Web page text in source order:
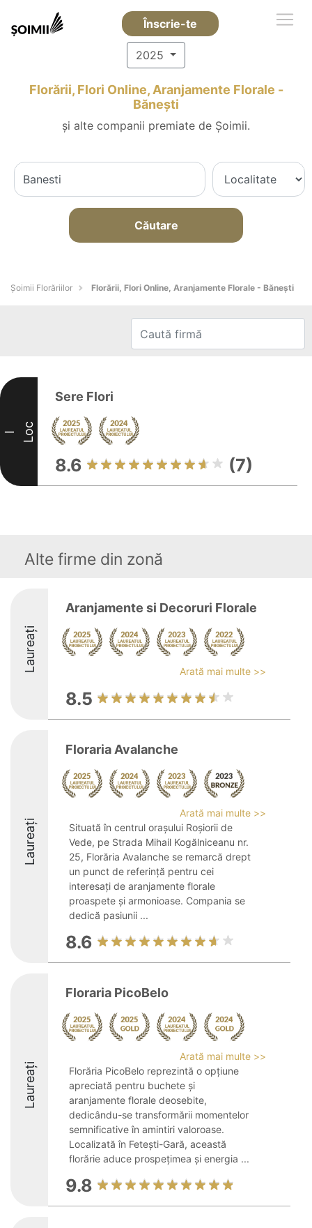
Înscrie-te
2025
Florării, Flori Online, Aranjamente Florale -
Băneşti
și alte companii premiate de Șoimii.
Căutare
Șoimii Florăriilor Florării, Flori Online, Aranjamente Florale - Băneşti
I Loc
Sere Flori
8.6 (7)
Alte firme din zonă
Laureați
Aranjamente si Decoruri Florale
Arată mai multe >>
8.5
Laureați
Floraria Avalanche
Arată mai multe >>
Situată în centrul orașului Roșiorii de
Vede, pe Strada Mihail Kogălniceanu nr.
25, Florăria Avalanche se remarcă drept
un punct de referință pentru cei
interesați de aranjamente florale
proaspete și armonioase. Compania se
dedică pasiunii ...
8.6
Laureați
Floraria PicoBelo
Arată mai multe >>
Florăria PicoBelo reprezintă o opțiune
apreciată pentru buchete și
aranjamente florale deosebite,
dedicându-se transformării momentelor
semnificative în amintiri valoroase.
Localizată în Fetești-Gară, această
florărie aduce prospețimea și energia ...
9.8